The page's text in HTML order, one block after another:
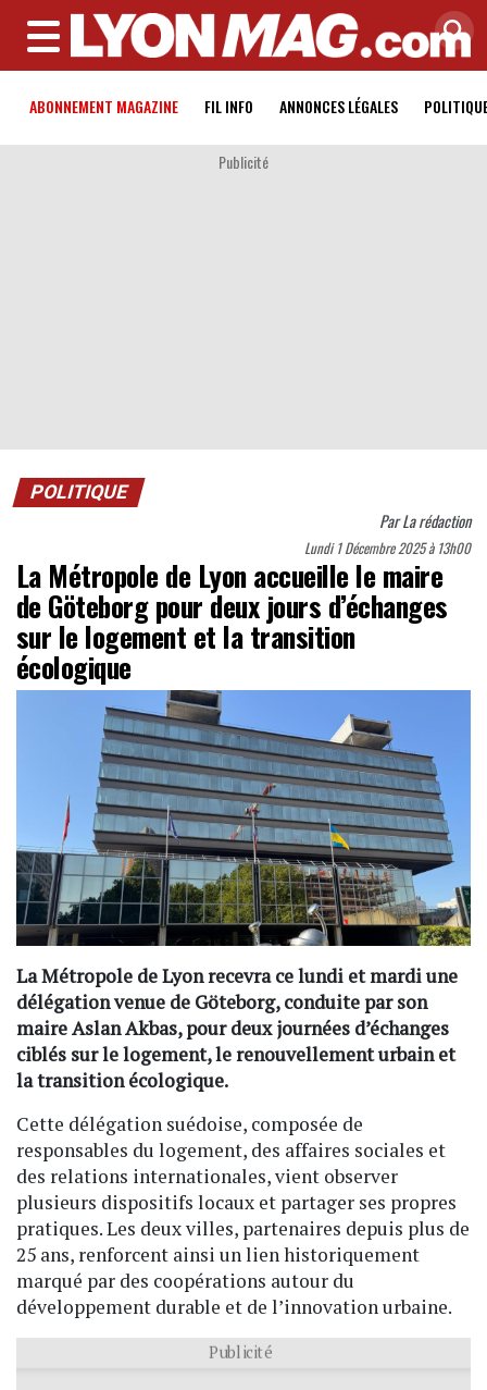
MENU
ABONNEMENT MAGAZINE FIL INFO ANNONCES LÉGALES
Publicité
POLITIQUE
ParLa rédaction
Lundi 1 Décembre 2025 à 13h00
La Métropole de Lyon accueille le maire
de Göteborg pour deux jours d’échanges
sur le logement et la transition
écologique
La Métropole de Lyon recevra ce lundi et mardi une
délégation venue de Göteborg, conduite par son
maire Aslan Akbas, pour deux journées d’échanges
ciblés sur le logement, le renouvellement urbain et
la transition écologique.
Cette délégation suédoise, composée de
responsables du logement, des affaires sociales et
des relations internationales, vient observer
plusieurs dispositifs locaux et partager ses propres
pratiques. Les deux villes, partenaires depuis plus de
25 ans, renforcent ainsi un lien historiquement
marqué par des coopérations autour du
développement durable et de l’innovation urbaine.
Publicité